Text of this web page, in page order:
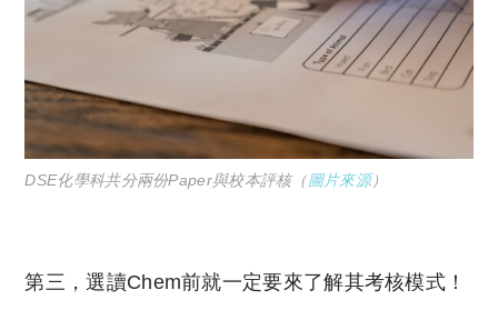
DSE化學科共分兩份Paper與校本評核（圖片來源）
第三，選讀Chem前就一定要來了解其考核模式！